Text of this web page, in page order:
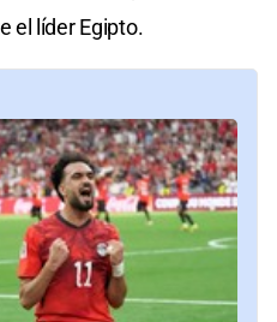
el líder Egipto.